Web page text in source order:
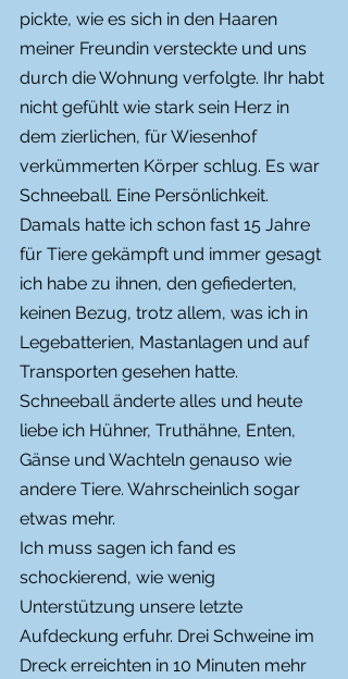
pickte, wie es sich in den Haaren
meiner Freundin versteckte und uns
durch die Wohnung verfolgte. Ihr habt
nicht gefühlt wie stark sein Herz in
dem zierlichen, für Wiesenhof
verkümmerten Körper schlug. Es war
Schneeball. Eine Persönlichkeit.
Damals hatte ich schon fast 15 Jahre
für Tiere gekämpft und immer gesagt
ich habe zu ihnen, den gefiederten,
keinen Bezug, trotz allem, was ich in
Legebatterien, Mastanlagen und auf
Transporten gesehen hatte.
Schneeball änderte alles und heute
liebe ich Hühner, Truthähne, Enten,
Gänse und Wachteln genauso wie
andere Tiere. Wahrscheinlich sogar
etwas mehr.
Ich muss sagen ich fand es
schockierend, wie wenig
Unterstützung unsere letzte
Aufdeckung erfuhr. Drei Schweine im
Dreck erreichten in 10 Minuten mehr